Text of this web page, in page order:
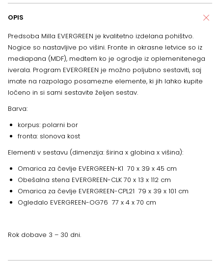
OPIS
Predsoba Milla EVERGREEN je kvalitetno izdelana pohištvo.
Nogice so nastavljive po višini. Fronte in okrasne letvice so iz
mediapana (MDF), medtem ko je ogrodje iz oplemenitenega
iverala. Program EVERGREEN je možno poljubno sestaviti, saj
imate na razpolago posamezne elemente, ki jih lahko kupite
ločeno in si sami sestavite željen sestav.
Barva:
korpus: polarni bor
fronta: slonova kost
Elementi v sestavu (dimenzija: širina x globina x višina):
Omarica za čevlje EVERGREEN-K1 70 x 39 x 45 cm
Obešalna stena EVERGREEN-CLK 70 x 13 x 112 cm
Omarica za čevlje EVERGREEN-CPL21 79 x 39 x 101 cm
Ogledalo EVERGREEN-OG76 77 x 4 x 70 cm
Rok dobave 3 – 30 dni.